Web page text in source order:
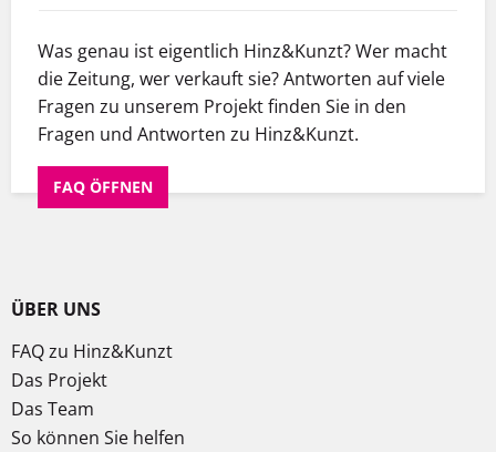
Was genau ist eigentlich Hinz&Kunzt? Wer macht
die Zeitung, wer verkauft sie? Antworten auf viele
Fragen zu unserem Projekt finden Sie in den
Fragen und Antworten zu Hinz&Kunzt.
FAQ ÖFFNEN
ÜBER UNS
FAQ zu Hinz&Kunzt
Das Projekt
Das Team
So können Sie helfen